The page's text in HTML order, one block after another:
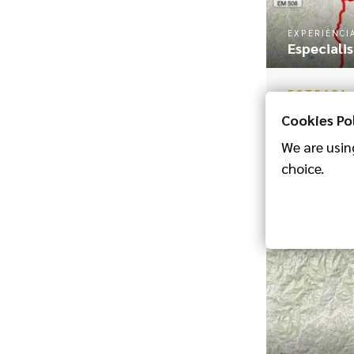
EXPERIÊNCIA
ESTRADA
Tavira
Cookies
We are
choice.